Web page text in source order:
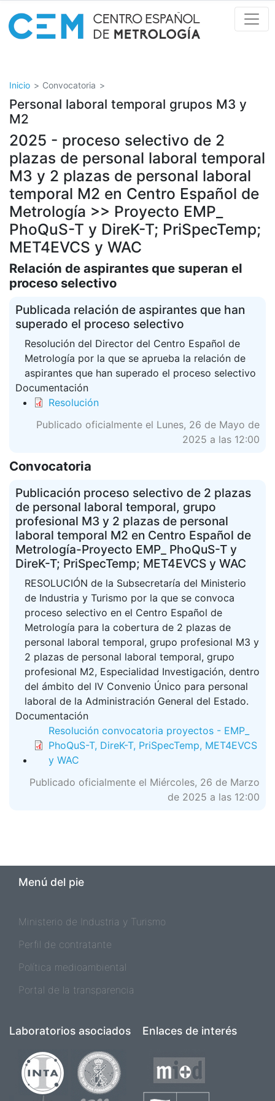
al
contenido
Inicio Convocatoria
Personal laboral temporal grupos M3 y
M2
2025 - proceso selectivo de 2
plazas de personal laboral temporal
M3 y 2 plazas de personal laboral
temporal M2 en Centro Español de
Metrología >> Proyecto EMP_
PhoQuS-T y DireK-T; PriSpecTemp;
MET4EVCS y WAC
Relación de aspirantes que superan el
proceso selectivo
Publicada relación de aspirantes que han
superado el proceso selectivo
Resolución del Director del Centro Español de
Metrología por la que se aprueba la relación de
aspirantes que han superado el proceso selectivo
Documentación
Resolución
Publicado oficialmente el Lunes, 26 de Mayo de
2025 a las 12:00
Convocatoria
Publicación proceso selectivo de 2 plazas
de personal laboral temporal, grupo
profesional M3 y 2 plazas de personal
laboral temporal M2 en Centro Español de
Metrología-Proyecto EMP_ PhoQuS-T y
DireK-T; PriSpecTemp; MET4EVCS y WAC
RESOLUCIÓN de la Subsecretaría del Ministerio
de Industria y Turismo por la que se convoca
proceso selectivo en el Centro Español de
Metrología para la cobertura de 2 plazas de
personal laboral temporal, grupo profesional M3 y
2 plazas de personal laboral temporal, grupo
profesional M2, Especialidad Investigación, dentro
del ámbito del IV Convenio Único para personal
laboral de la Administración General del Estado.
Documentación
Resolución convocatoria proyectos - EMP_
PhoQuS-T, DireK-T, PriSpecTemp, MET4EVCS
y WAC
Publicado oficialmente el Miércoles, 26 de Marzo
de 2025 a las 12:00
Menú del pie
Ministerio de Industria y Turismo
Perfil de contratante
Política medioambiental
Portal de la transparencia
Laboratorios asociados
Imagen Imagen
Enlaces de interés
Imagen